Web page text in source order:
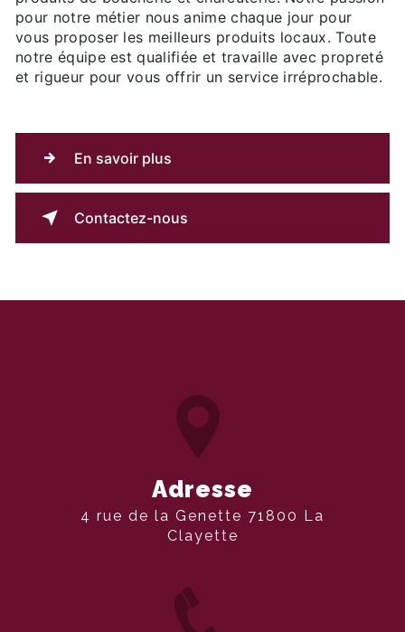
pour notre métier nous anime chaque jour pour
vous proposer les meilleurs produits locaux. Toute
notre équipe est qualifiée et travaille avec propreté
et rigueur pour vous offrir un service irréprochable.
En savoir plus
Contactez-nous
Adresse
4 rue de la Genette 71800 La
Clayette